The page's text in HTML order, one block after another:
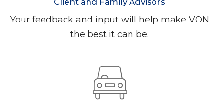
Your feedback and input will help make VON
the best it can be.